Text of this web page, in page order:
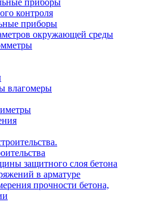
приборы
контроля
приборы
окружающей среды
влагомеры
защитного слоя бетона
в арматуре
прочности бетона,